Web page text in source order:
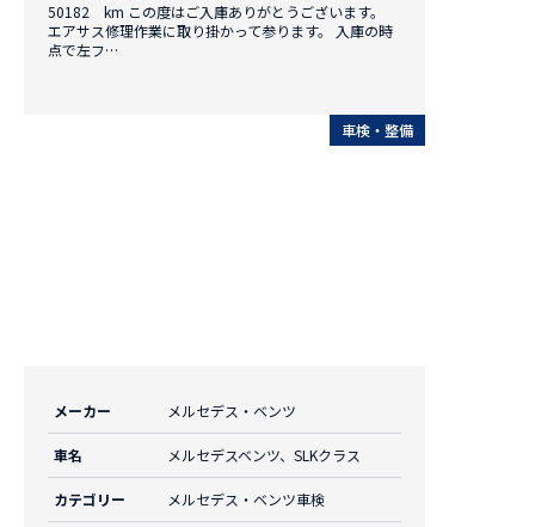
50182 km この度はご入庫ありがとうございます。
エアサス修理作業に取り掛かって参ります。 入庫の時
点で左フ…
車検・整備
メーカー メルセデス・ベンツ
車名 メルセデスベンツ、SLKクラス
カテゴリー メルセデス・ベンツ車検